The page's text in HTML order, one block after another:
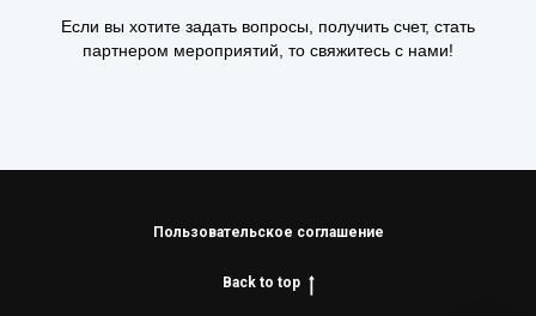
Если вы хотите задать вопросы, получить счет, стать
партнером мероприятий, то свяжитесь с нами!
Пользовательское соглашение
Back to top